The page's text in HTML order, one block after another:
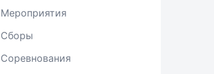
Мероприятия
Сборы
Соревнования